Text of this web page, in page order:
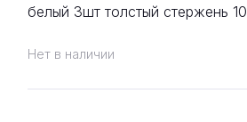
Нет в наличии
белый 3шт толстый стержень 10